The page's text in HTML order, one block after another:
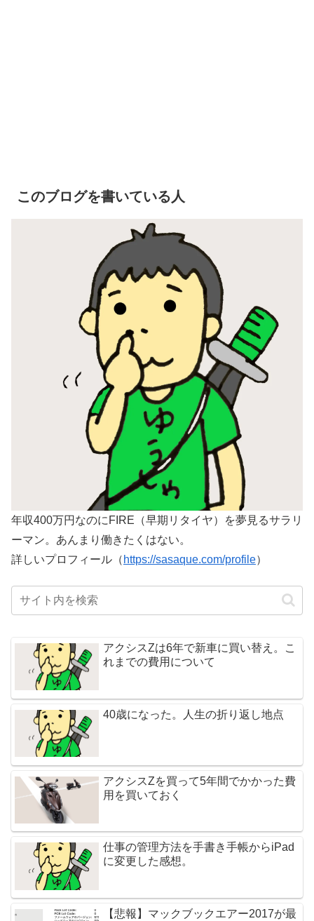
このブログを書いている人
年収400万円なのにFIRE（早期リタイヤ）を夢見るサラリ
ーマン。あんまり働きたくはない。
詳しいプロフィール（ https://sasaque.com/profile）
アクシスZは6年で新車に買い替え。こ
れまでの費用について
40歳になった。人生の折り返し地点
アクシスZを買って5年間でかかった費
用を買いておく
仕事の管理方法を手書き手帳からiPad
に変更した感想。
【悲報】マックブックエアー2017が最